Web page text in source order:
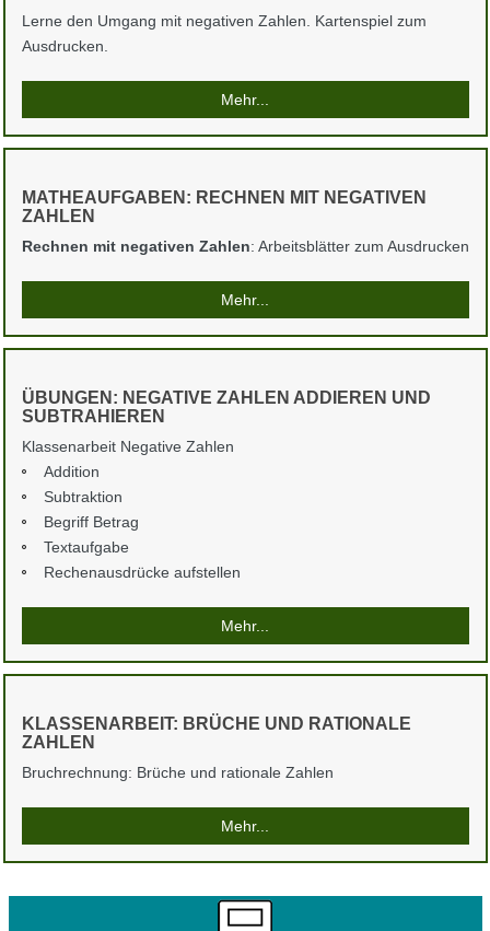
Lerne den Umgang mit negativen Zahlen. Kartenspiel zum
Ausdrucken.
Mehr...
MATHEAUFGABEN: RECHNEN MIT NEGATIVEN
ZAHLEN
Rechnen mit negativen Zahlen: Arbeitsblätter zum Ausdrucken
Mehr...
ÜBUNGEN: NEGATIVE ZAHLEN ADDIEREN UND
SUBTRAHIEREN
Klassenarbeit Negative Zahlen
Addition
Subtraktion
Begriff Betrag
Textaufgabe
Rechenausdrücke aufstellen
Mehr...
KLASSENARBEIT: BRÜCHE UND RATIONALE
ZAHLEN
Bruchrechnung: Brüche und rationale Zahlen
Mehr...